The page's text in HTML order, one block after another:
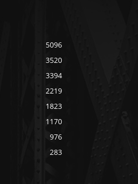
5096
3520
3394
2219
1823
1170
976
283